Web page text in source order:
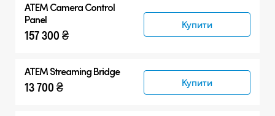
ATEM Camera Control
Panel
157 300 ₴
Купити
ATEM Streaming Bridge
13 700 ₴ Купити